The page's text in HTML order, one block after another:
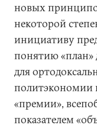
новых
некоторой
инициативу
понятию «план»
для
политэкономии
«премии»,
показателем